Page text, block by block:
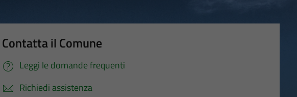
Contatta il Comune
Leggi le domande frequenti
Richiedi assistenza